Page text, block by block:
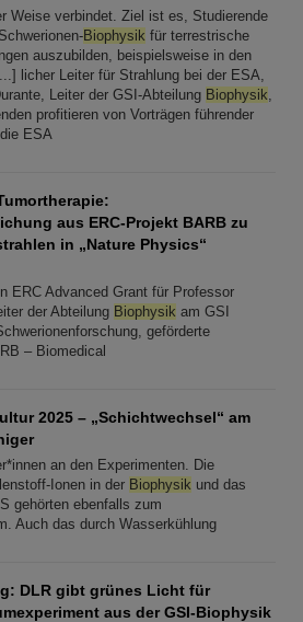
Weise verbindet. Ziel ist es, Studierende
Biophysik für terrestrische
auszubilden, beispielsweise in den
licher Leiter für Strahlung bei der ESA,
Leiter der GSI-Abteilung Biophysik,
profitieren von Vorträgen führender
ESA
aus ERC-Projekt BARB zu
in „Nature Physics“
ERC Advanced Grant für Professor
der Abteilung Biophysik am GSI
geförderte
– Biomedical
2025 – „Schichtwechsel“ am
an den Experimenten. Die
Ionen in der Biophysik und das
gehörten ebenfalls zum
Auch das durch Wasserkühlung
DLR gibt grünes Licht für
aus der GSI-Biophysik